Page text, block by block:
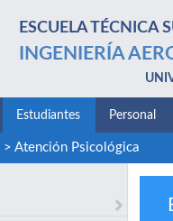
ESCUELA TÉCNICA
INGENIERÍA
Estudiantes Personal
> Atención Psicológica